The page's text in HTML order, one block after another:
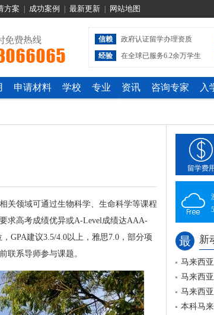
方案 成功案例 最新更新 网站地图
信赖 政府认证留学办理资质
经验
在全球已服务6.2余万学生
申请材料 学校 专业 资讯 咨询专家 入
关领域可通过生物科学、生命科学等课程
求高考成绩优异或A-Level成绩达AAA-
GPA建议3.5/4.0以上，雅思7.0，部分项
联系导师参与课题。
留学费用
最 新
马来西
马来西
马来西
本科马